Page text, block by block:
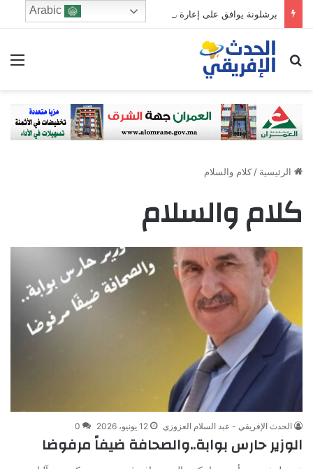
برشلونة يوافق على إعارة رونالد أراوخو إلى ليفربول لموسم واحد
ابحث عن
الرئيسية /كلام والسلام
كلام والسلام
الحدث الإفريقي - عبد السلام العزوزي 12 يونيو، 2026 0
الوزير حارس بوابة..والصحافة ضيفاً مرفوضا
Arabic